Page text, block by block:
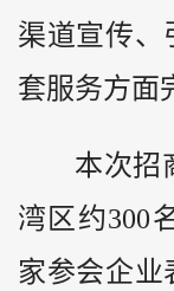
渠道宣传、
套服务方面
本次招
湾区约300
家参会企业